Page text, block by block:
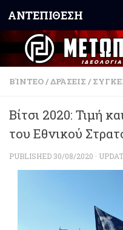
Skip to content
ΑΝΤΕΠΙΘΕΣΗ
ΒΊΝΤΕΟ/ΔΡΆΣΕΙΣ /
Βίτσι 2020: Τιμή
του Εθνικού
PUBLISHED30/08/2020 ·